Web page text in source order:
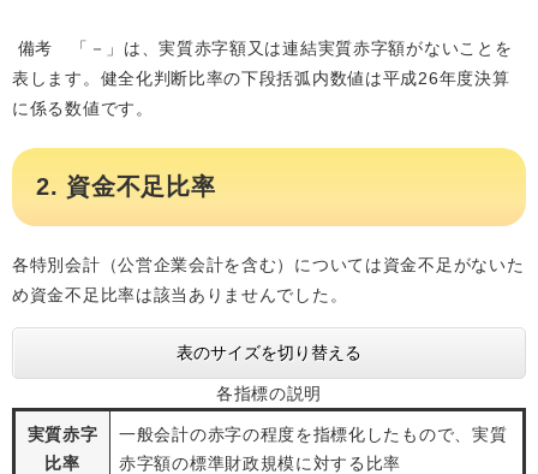
備考 「－」は、実質赤字額又は連結実質赤字額がないことを
表します。健全化判断比率の下段括弧内数値は平成26年度決算
に係る数値です。
2. 資金不足比率
​各特別会計（公営企業会計を含む）については資金不足がないた
め資金不足比率は該当ありませんでした。
表のサイズを切り替える
各指標の説明
実質赤字
比率
一般会計の赤字の程度を指標化したもので、実質
赤字額の標準財政規模に対する比率